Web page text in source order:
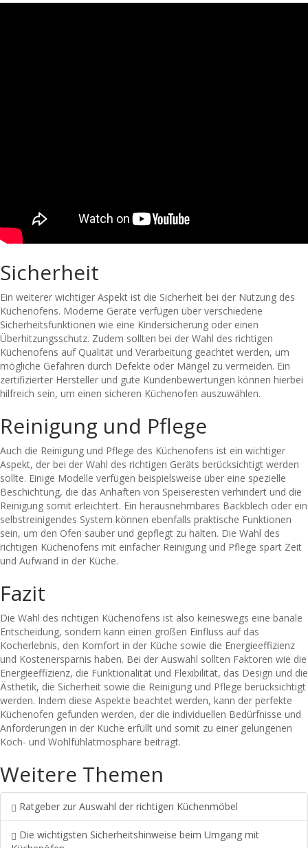
Sicherheit
Ein weiterer wichtiger Aspekt ist die Sicherheit bei der Nutzung des
Küchenofens. Moderne Geräte verfügen über verschiedene
Sicherheitsfunktionen wie eine Kindersicherung oder einen
Überhitzungsschutz. Zudem sollten bei der Wahl des richtigen
Küchenofens auf Qualität und Verarbeitung geachtet werden, um
mögliche Gefahren durch Defekte oder Mängel zu vermeiden. Ein
zertifizierter Hersteller und gute Kundenbewertungen können hierbei
hilfreich sein, um einen sicheren Küchenofen auszuwählen.
Reinigung und Pflege
Auch die Reinigung und Pflege des Küchenofens ist ein wichtiger
Aspekt, der bei der Wahl des richtigen Geräts berücksichtigt werden
sollte. Einige Modelle verfügen beispielsweise über eine spezielle
Beschichtung, die das Anhaften von Speiseresten verhindert und die
Reinigung somit erleichtert. Ein herausnehmbares Backblech oder ein
selbstreinigendes System können ebenfalls praktische Funktionen
sein, um den Ofen sauber und gepflegt zu halten. Die Wahl des
richtigen Küchenofens mit einfacher Reinigung und Pflege spart Zeit
und Aufwand in der Küche.
Fazit
Die Wahl des richtigen Küchenofens ist also keineswegs eine banale
Entscheidung, sondern kann einen großen Einfluss auf das
Kocherlebnis, den Komfort in der Küche sowie die Energieeffizienz
und Kostenersparnis haben. Bei der Auswahl sollten Faktoren wie die
Energieeffizienz, die Funktionalität und Flexibilität, das Design und die
Ästhetik, die Sicherheit sowie die Reinigung und Pflege berücksichtigt
werden. Indem diese Aspekte beachtet werden, kann der perfekte
Küchenofen gefunden werden, der die individuellen Bedürfnisse und
Anforderungen in der Küche erfüllt und somit zu einer gelungenen
Koch- und Wohlfühlatmosphäre beiträgt.
Weitere Themen
Ratgeber zur Auswahl der richtigen Küchenmöbel
Die wichtigsten Sicherheitshinweise beim Umgang mit